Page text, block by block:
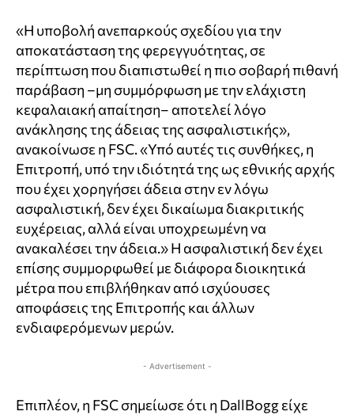
«Η υποβολή ανεπαρκούς σχεδίου για την
αποκατάσταση της φερεγγυότητας, σε
περίπτωση που διαπιστωθεί η πιο σοβαρή πιθανή
παράβαση –μη συμμόρφωση με την ελάχιστη
κεφαλαιακή απαίτηση– αποτελεί λόγο
ανάκλησης της άδειας της ασφαλιστικής»,
ανακοίνωσε η FSC. «Υπό αυτές τις συνθήκες, η
Επιτροπή, υπό την ιδιότητά της ως εθνικής αρχής
που έχει χορηγήσει άδεια στην εν λόγω
ασφαλιστική, δεν έχει δικαίωμα διακριτικής
ευχέρειας, αλλά είναι υποχρεωμένη να
ανακαλέσει την άδεια.» Η ασφαλιστική δεν έχει
επίσης συμμορφωθεί με διάφορα διοικητικά
μέτρα που επιβλήθηκαν από ισχύουσες
αποφάσεις της Επιτροπής και άλλων
ενδιαφερόμενων μερών.
- Advertisement -
Επιπλέον, η FSC σημείωσε ότι η DallBogg είχε